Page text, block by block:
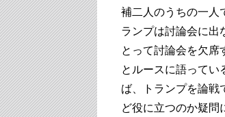
補二人のうちの一人
ランプは討論会に出
とって討論会を欠席
とルースに語ってい
ば、トランプを論戦
ど役に立つのか疑問